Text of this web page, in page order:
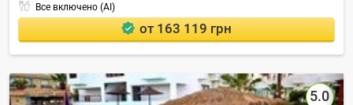
Все включено (AI)
от 163 119 грн
5.0